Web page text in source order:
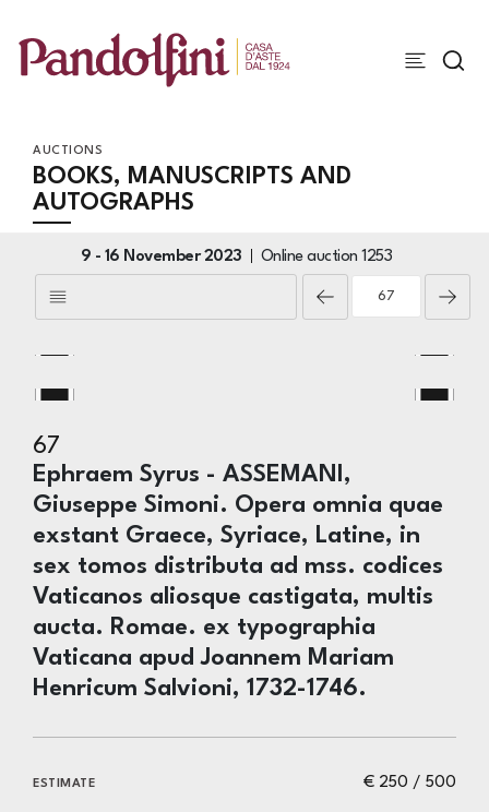
AUCTIONS
BOOKS, MANUSCRIPTS AND
AUTOGRAPHS
9 - 16 November 2023 Online auction1253
67
Ephraem Syrus - ASSEMANI,
Giuseppe Simoni. Opera omnia quae
exstant Graece, Syriace, Latine, in
sex tomos distributa ad mss. codices
Vaticanos aliosque castigata, multis
aucta. Romae. ex typographia
Vaticana apud Joannem Mariam
Henricum Salvioni, 1732-1746.
€ 250 / 500
ESTIMATE